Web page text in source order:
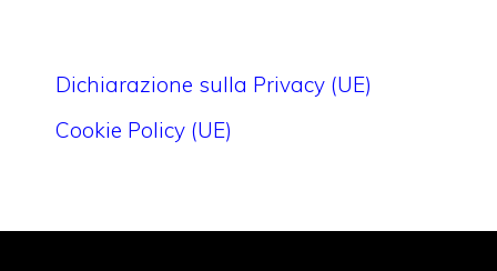
Dichiarazione sulla Privacy (UE)
Cookie Policy (UE)